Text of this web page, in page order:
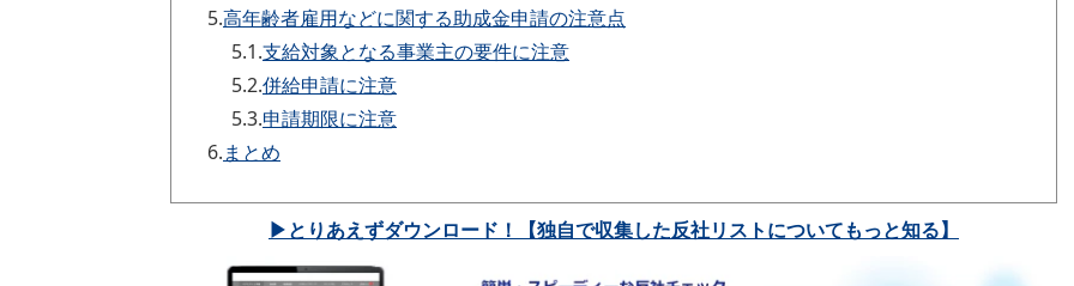
5.高年齢者雇用などに関する助成金申請の注意点
5.1.支給対象となる事業主の要件に注意
5.2.併給申請に注意
5.3.申請期限に注意
6.まとめ
▶とりあえずダウンロード！【独自で収集した反社リストについてもっと知る】